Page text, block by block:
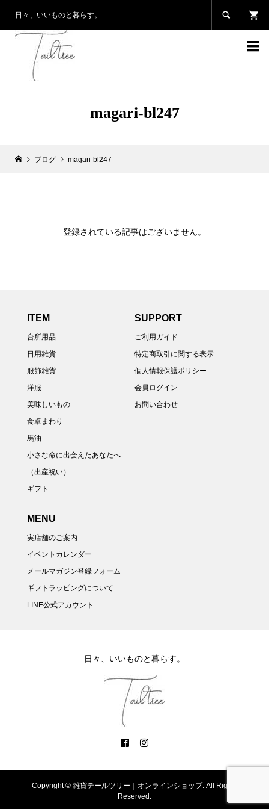
日々、いいものと暮らす。 

magari-bl247
ブログ magari-bl247
登録されている記事はございません。
ITEM
台所用品
日用雑貨
服飾雑貨
洋服
美味しいもの
食卓まわり
馬油
小さな命に出会えたあなたへ
（出産祝い）
ギフト
SUPPORT
ご利用ガイド
特定商取引に関する表示
個人情報保護ポリシー
会員ログイン
お問い合わせ
MENU
実店舗のご案内
イベントカレンダー
メールマガジン登録フォーム
ギフトラッピングについて
LINE公式アカウント
日々、いいものと暮らす。
Copyright © 雑貨テールツリー｜オンラインショップ. All Rights
Reserved.